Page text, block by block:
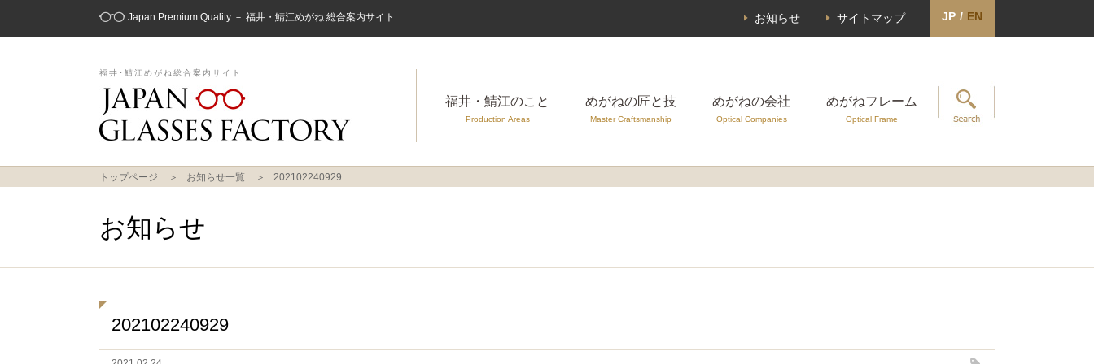
Japan Premium Quality － 福井・鯖江めがね 総合案内サイト お知らせ サイトマップ JP / EN
福井･鯖江めがね総合案内サイト
福井・鯖江のこと
Production Areas
めがねの匠と技
Master Craftsmanship
めがねの会社
Optical Companies
めがねフレーム
Optical Frame
トップページ お知らせ一覧 202102240929
お知らせ
202102240929